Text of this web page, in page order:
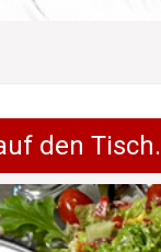
den Tisch.